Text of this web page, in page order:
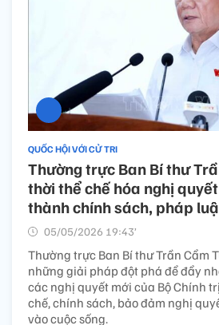
QUỐC HỘI VỚI CỬ TRI
Thường trực Ban Bí thư
thời thể chế hóa nghị
thành chính sách, pháp
05/05/2026 19:43’
Thường trực Ban Bí thư Trần Cẩm
những giải pháp đột phá để đẩy
các nghị quyết mới của Bộ Chính
chế, chính sách, bảo đảm nghị
vào cuộc sống.